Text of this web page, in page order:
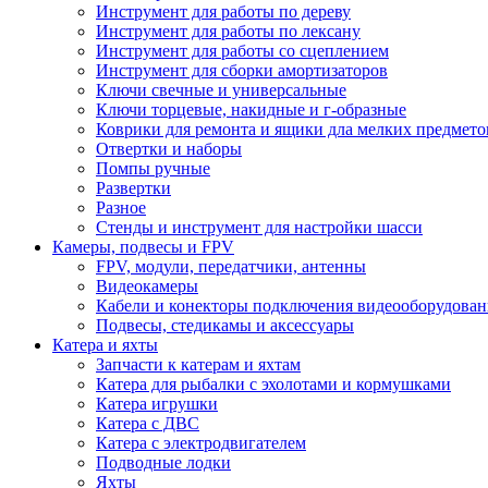
Инструмент для работы по дереву
Инструмент для работы по лексану
Инструмент для работы со сцеплением
Инструмент для сборки амортизаторов
Ключи свечные и универсальные
Ключи торцевые, накидные и г-образные
Коврики для ремонта и ящики дла мелких
Отвертки и наборы
Помпы ручные
Развертки
Разное
Стенды и инструмент для настройки шасси
Камеры, подвесы и FPV
FPV, модули, передатчики, антенны
Видеокамеры
Кабели и конекторы подключения
Подвесы, стедикамы и аксессуары
Катера и яхты
Запчасти к катерам и яхтам
Катера для рыбалки с эхолотами и кормушками
Катера игрушки
Катера с ДВС
Катера с электродвигателем
Подводные лодки
Яхты